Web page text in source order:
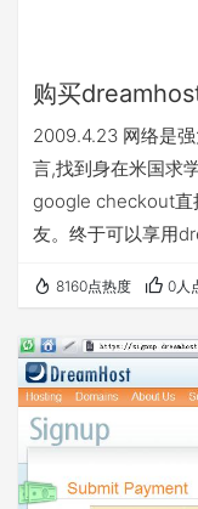
购买
2009.4.23 网络是
言,找到身在米国求
google checkout直
友。终于可以享用
been cancelled，
要验证俺的很多其
了， Donations (…
8160点热度 0人